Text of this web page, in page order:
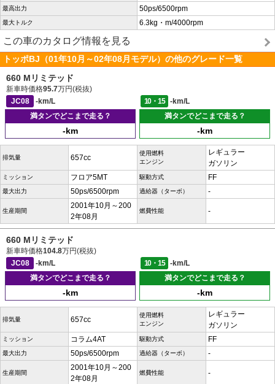
最高出力 50ps/6500rpm
最大トルク 6.3kg・m/4000rpm
この車のカタログ情報を見る
トッポBJ（01年10月～02年08月モデル）の他のグレード一覧
660 Mリミテッド
新車時価格95.7万円(税抜)
JC08
-km/L 10・15
-km/L
満タンでどこまで走る？
-km
満タンでどこまで走る？
-km
排気量 657cc
使用燃料
エンジン
レギュラー
ガソリン
ミッション フロア5MT 駆動方式 FF
最大出力 50ps/6500rpm 過給器（ターボ） -
生産期間
2001年10月～200
2年08月
燃費性能 -
660 Mリミテッド
新車時価格104.8万円(税抜)
JC08
-km/L 10・15
-km/L
満タンでどこまで走る？
-km
満タンでどこまで走る？
-km
排気量 657cc
使用燃料
エンジン
レギュラー
ガソリン
ミッション コラム4AT 駆動方式 FF
最大出力 50ps/6500rpm 過給器（ターボ） -
生産期間
2001年10月～200
2年08月
燃費性能 -